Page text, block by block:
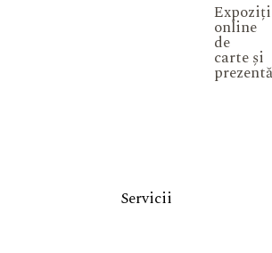
online
de
carte și
Servicii